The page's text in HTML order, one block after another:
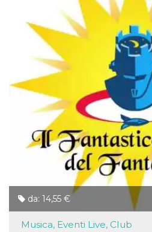
da: 14,55 €
Musica, Eventi Live, Club